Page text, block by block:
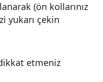
(ön kollarınız
yukarı çekin
etmeniz